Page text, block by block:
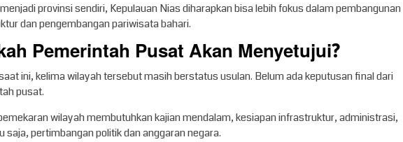
provinsi sendiri, Kepulauan Nias diharapkan bisa lebih fokus dalam pembangunan
dan pengembangan pariwisata bahari.
Pemerintah Pusat Akan Menyetujui?
ini, kelima wilayah tersebut masih berstatus usulan. Belum ada keputusan final dari
pusat.
wilayah membutuhkan kajian mendalam, kesiapan infrastruktur, administrasi,
saja, pertimbangan politik dan anggaran negara.